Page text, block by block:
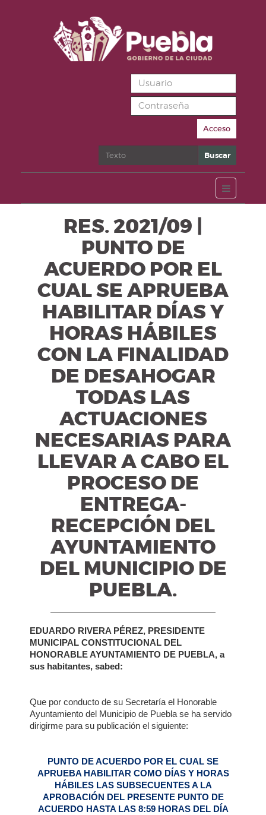
Acceso
Buscar Buscar
RES. 2021/09 |
PUNTO DE
ACUERDO POR EL
CUAL SE APRUEBA
HABILITAR DÍAS Y
HORAS HÁBILES
CON LA FINALIDAD
DE DESAHOGAR
TODAS LAS
ACTUACIONES
NECESARIAS PARA
LLEVAR A CABO EL
PROCESO DE
ENTREGA-
RECEPCIÓN DEL
AYUNTAMIENTO
DEL MUNICIPIO DE
PUEBLA.
EDUARDO RIVERA PÉREZ, PRESIDENTE
MUNICIPAL CONSTITUCIONAL DEL
HONORABLE AYUNTAMIENTO DE PUEBLA, a
sus habitantes, sabed:
Que por conducto de su Secretaría el Honorable
Ayuntamiento del Municipio de Puebla se ha servido
dirigirme para su publicación el siguiente:
PUNTO DE ACUERDO POR EL CUAL SE
APRUEBA HABILITAR COMO DÍAS Y HORAS
HÁBILES LAS SUBSECUENTES A LA
APROBACIÓN DEL PRESENTE PUNTO DE
ACUERDO HASTA LAS 8:59 HORAS DEL DÍA